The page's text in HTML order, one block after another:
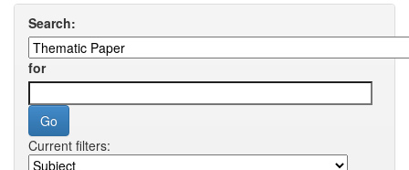
Search:
for
Current filters: